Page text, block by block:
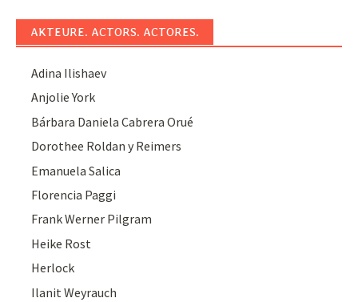
AKTEURE. ACTORS. ACTORES.
Adina Ilishaev
Anjolie York
Bárbara Daniela Cabrera Orué
Dorothee Roldan y Reimers
Emanuela Salica
Florencia Paggi
Frank Werner Pilgram
Heike Rost
Herlock
Ilanit Weyrauch